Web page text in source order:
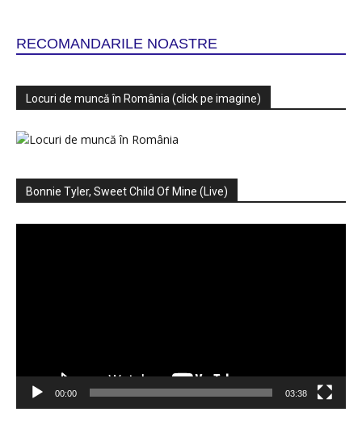
RECOMANDARILE NOASTRE
Locuri de muncă în România (click pe imagine)
Bonnie Tyler, Sweet Child Of Mine (Live)
00:00 03:38